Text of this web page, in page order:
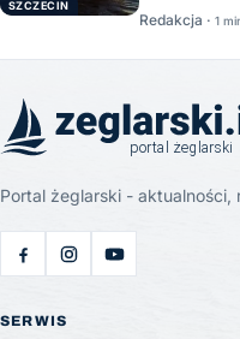
SZCZECIN
Redakcja · 1
Portal żeglarski - aktualności,
SERWIS